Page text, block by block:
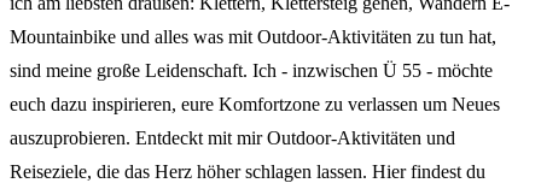
Mountainbike und alles was mit Outdoor-Aktivitäten zu tun hat,
sind meine große Leidenschaft. Ich - inzwischen Ü 55 - möchte
euch dazu inspirieren, eure Komfortzone zu verlassen um Neues
auszuprobieren. Entdeckt mit mir Outdoor-Aktivitäten und
Reiseziele, die das Herz höher schlagen lassen. Hier findest du